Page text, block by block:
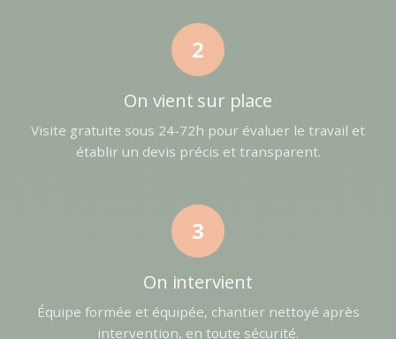
2
On vient sur place
Visite gratuite sous 24-72h pour évaluer le travail et
établir un devis précis et transparent.
3
On intervient
Équipe formée et équipée, chantier nettoyé après
intervention, en toute sécurité.